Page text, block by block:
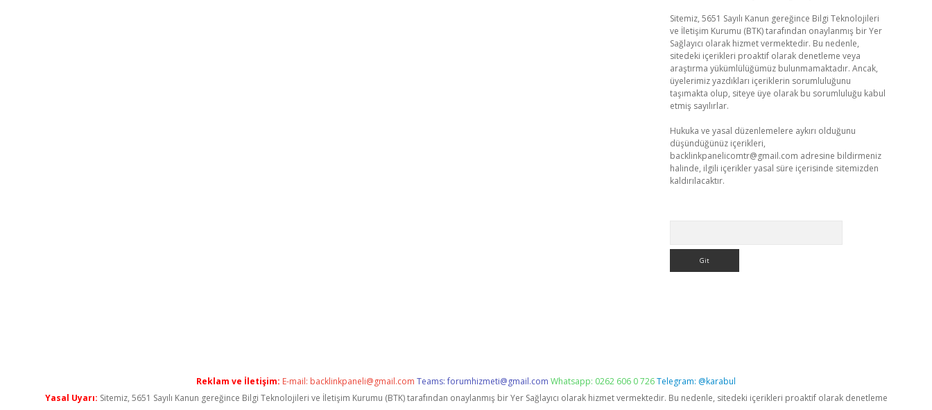
Sitemiz, 5651 Sayılı Kanun gereğince Bilgi Teknolojileri
ve İletişim Kurumu (BTK) tarafından onaylanmış bir Yer
Sağlayıcı olarak hizmet vermektedir. Bu nedenle,
sitedeki içerikleri proaktif olarak denetleme veya
araştırma yükümlülüğümüz bulunmamaktadır. Ancak,
üyelerimiz yazdıkları içeriklerin sorumluluğunu
taşımakta olup, siteye üye olarak bu sorumluluğu kabul
etmiş sayılırlar.
Hukuka ve yasal düzenlemelere aykırı olduğunu
düşündüğünüz içerikleri,
backlinkpanelicomtr@gmail.com adresine bildirmeniz
halinde, ilgili içerikler yasal süre içerisinde sitemizden
kaldırılacaktır.
Reklam ve İletişim: E-mail: backlinkpaneli@gmail.com Teams:forumhizmeti@gmail.com Whatsapp: 0262 606 0 726Telegram: @karabul
Yasal Uyarı: Sitemiz, 5651 Sayılı Kanun gereğince Bilgi Teknolojileri ve İletişim Kurumu (BTK) tarafından onaylanmış bir Yer Sağlayıcı olarak hizmet vermektedir. Bu nedenle, sitedeki içerikleri proaktif olarak denetleme